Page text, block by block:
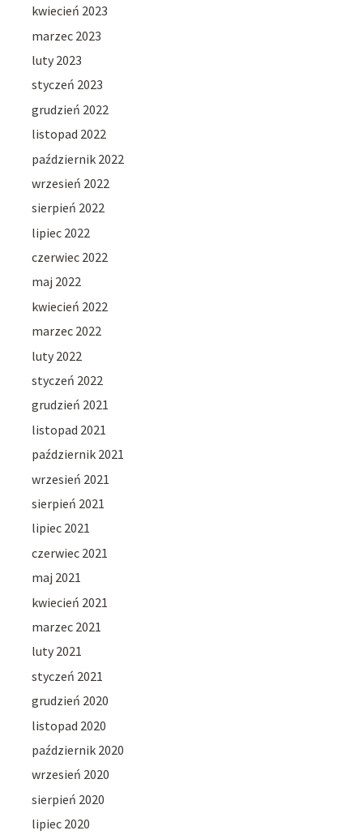
kwiecień 2023
marzec 2023
luty 2023
styczeń 2023
grudzień 2022
listopad 2022
październik 2022
wrzesień 2022
sierpień 2022
lipiec 2022
czerwiec 2022
maj 2022
kwiecień 2022
marzec 2022
luty 2022
styczeń 2022
grudzień 2021
listopad 2021
październik 2021
wrzesień 2021
sierpień 2021
lipiec 2021
czerwiec 2021
maj 2021
kwiecień 2021
marzec 2021
luty 2021
styczeń 2021
grudzień 2020
listopad 2020
październik 2020
wrzesień 2020
sierpień 2020
lipiec 2020